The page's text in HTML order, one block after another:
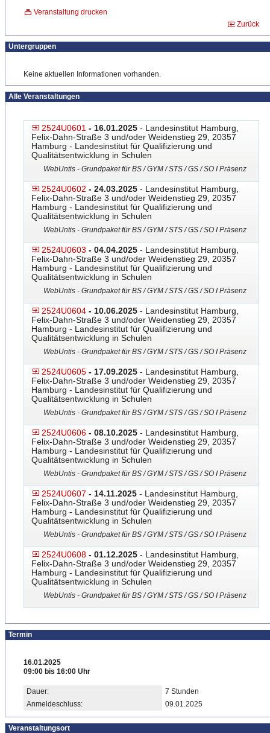
Veranstaltung drucken
Zurück
Untergruppen
Keine aktuellen Informationen vorhanden.
Alle Veranstaltungen
2524U0601 - 16.01.2025 - Landesinstitut Hamburg,
Felix-Dahn-Straße 3 und/oder Weidenstieg 29, 20357
Hamburg - Landesinstitut für Qualifizierung und
Qualitätsentwicklung in Schulen
WebUntis - Grundpaket für BS / GYM / STS / GS / SO I Präsenz
2524U0602 - 24.03.2025 - Landesinstitut Hamburg,
Felix-Dahn-Straße 3 und/oder Weidenstieg 29, 20357
Hamburg - Landesinstitut für Qualifizierung und
Qualitätsentwicklung in Schulen
WebUntis - Grundpaket für BS / GYM / STS / GS / SO I Präsenz
2524U0603 - 04.04.2025 - Landesinstitut Hamburg,
Felix-Dahn-Straße 3 und/oder Weidenstieg 29, 20357
Hamburg - Landesinstitut für Qualifizierung und
Qualitätsentwicklung in Schulen
WebUntis - Grundpaket für BS / GYM / STS / GS / SO I Präsenz
2524U0604 - 10.06.2025 - Landesinstitut Hamburg,
Felix-Dahn-Straße 3 und/oder Weidenstieg 29, 20357
Hamburg - Landesinstitut für Qualifizierung und
Qualitätsentwicklung in Schulen
WebUntis - Grundpaket für BS / GYM / STS / GS / SO I Präsenz
2524U0605 - 17.09.2025 - Landesinstitut Hamburg,
Felix-Dahn-Straße 3 und/oder Weidenstieg 29, 20357
Hamburg - Landesinstitut für Qualifizierung und
Qualitätsentwicklung in Schulen
WebUntis - Grundpaket für BS / GYM / STS / GS / SO I Präsenz
2524U0606 - 08.10.2025 - Landesinstitut Hamburg,
Felix-Dahn-Straße 3 und/oder Weidenstieg 29, 20357
Hamburg - Landesinstitut für Qualifizierung und
Qualitätsentwicklung in Schulen
WebUntis - Grundpaket für BS / GYM / STS / GS / SO I Präsenz
2524U0607 - 14.11.2025 - Landesinstitut Hamburg,
Felix-Dahn-Straße 3 und/oder Weidenstieg 29, 20357
Hamburg - Landesinstitut für Qualifizierung und
Qualitätsentwicklung in Schulen
WebUntis - Grundpaket für BS / GYM / STS / GS / SO I Präsenz
2524U0608 - 01.12.2025 - Landesinstitut Hamburg,
Felix-Dahn-Straße 3 und/oder Weidenstieg 29, 20357
Hamburg - Landesinstitut für Qualifizierung und
Qualitätsentwicklung in Schulen
WebUntis - Grundpaket für BS / GYM / STS / GS / SO I Präsenz
Termin
16.01.2025
09:00 bis 16:00 Uhr
Dauer:
7 Stunden
Anmeldeschluss:
09.01.2025
Veranstaltungsort